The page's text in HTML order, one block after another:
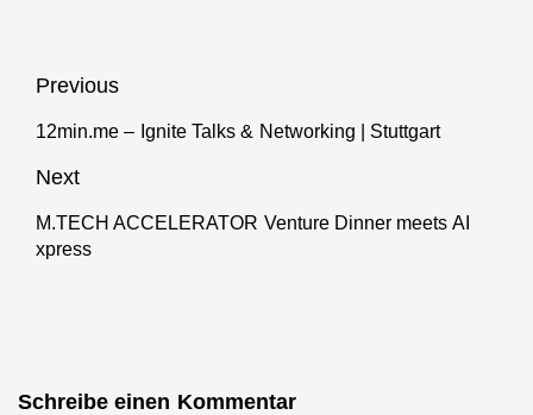
Beitragsnavigation
Previous
Previous
12min.me – Ignite Talks & Networking | Stuttgart
Next
Next
post:
M.TECH ACCELERATOR Venture Dinner meets AI
xpress
Schreibe einen Kommentar